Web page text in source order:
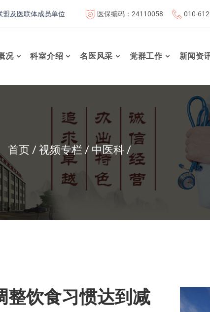
医联体成员单位 首都医科大学附属北京康复医院联体成员单
医保编码：24110058 010-
况 科室介绍 名医风采 党群工作 新闻资
首页 视频专栏 中医科
整饮食习惯达到减